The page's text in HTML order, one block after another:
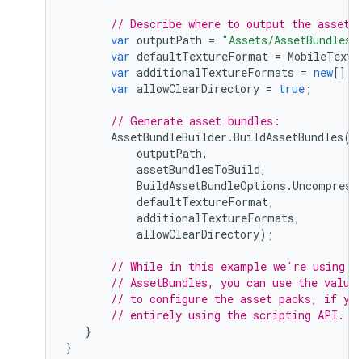
// Describe where to output the asset
var outputPath = "Assets/AssetBundles"
var defaultTextureFormat =
var additionalTextureFormats = new[]
var allowClearDirectory = true ;
// Generate asset bundles:
AssetBundleBuilder .BuildAssetBundles(
outputPath,
assetBundlesToBuild,
BuildAssetBundleOptions .
defaultTextureFormat,
additionalTextureFormats,
allowClearDirectory);
// While in this example we're using
// AssetBundles, you can use the value
// to configure the asset packs, if
// entirely using the scripting API.
}
}